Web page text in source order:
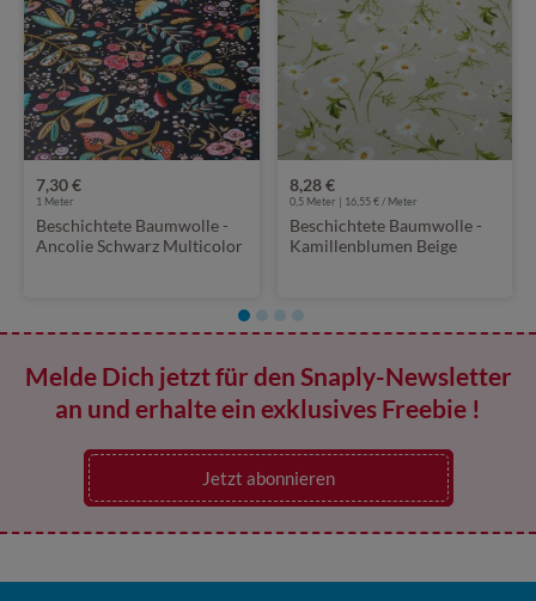
7,30 €
1 Meter
Beschichtete Baumwolle -
Ancolie Schwarz Multicolor
8,28 €
0,5 Meter | 16,55 € / Meter
Beschichtete Baumwolle -
Kamillenblumen Beige
Melde Dich jetzt für den Snaply-Newsletter
an und erhalte ein exklusives Freebie !
Jetzt abonnieren